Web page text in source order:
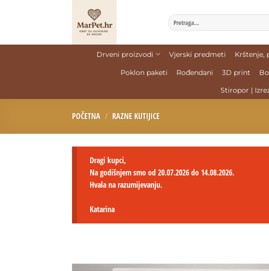
Drveni proizvodi Vjerski predmeti Krštenje,
Poklon paketi Rođendani 3D print
Stiropor |
POČETNA / RAZNE KUTIJICE
Dragi kupci,
Na godišnjem smo od 20.07.2026 do 14.08.2026.
Hvala na razumijevanju.
Katarina